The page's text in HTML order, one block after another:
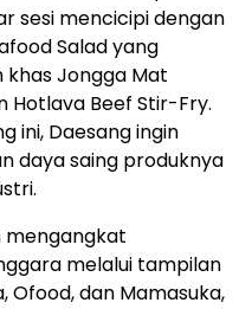
sesi mencicipi dengan
Salad yang
Jongga Mat
Hotlava Beef Stir-Fry.
ini, Daesang ingin
daya saing produknya
mengangkat
melalui tampilan
Ofood, dan Mamasuka,